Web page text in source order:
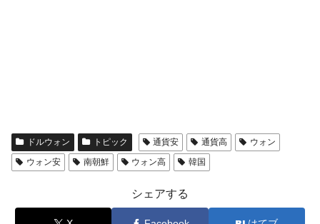
ドルウォン トピック 通貨安 通貨高
ウォン
ウォン安
南朝鮮 ウォン高 韓国
シェアする